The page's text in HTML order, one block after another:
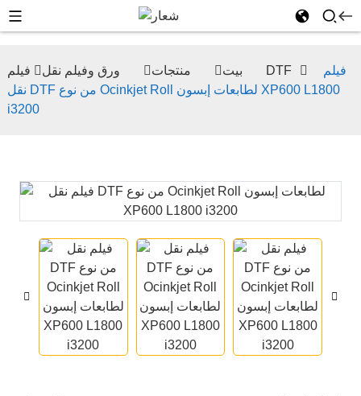
بيت منتجات ورق وفيلم نقل فيلم DTF
فيلم
نقل DTF من نوع Ocinkjet Roll لطابعات إبسون XP600 L1800
i3200